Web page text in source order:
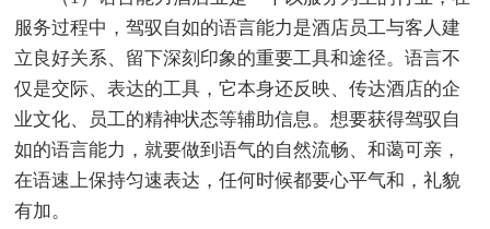
服务过程中，驾驭自如的语言能力是酒店员工与客人建
立良好关系、留下深刻印象的重要工具和途径。语言不
仅是交际、表达的工具，它本身还反映、传达酒店的企
业文化、员工的精神状态等辅助信息。想要获得驾驭自
如的语言能力，就要做到语气的自然流畅、和蔼可亲，
在语速上保持匀速表达，任何时候都要心平气和，礼貌
有加。